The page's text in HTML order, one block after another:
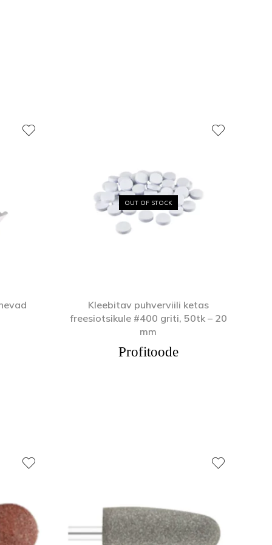
OUT OF STOCK
Kleebitav puhverviili ketas
freesiotsikule #400 griti, 50tk – 20
mm
Profitoode